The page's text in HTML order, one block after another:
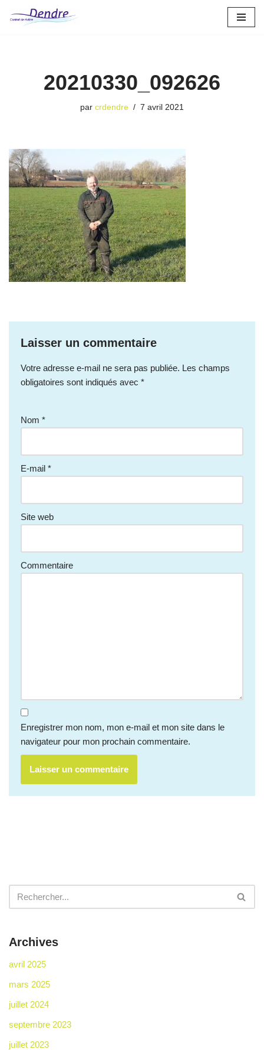
20210330_092626
par crdendre 7 avril 2021
Laisser un commentaire
Votre adresse e-mail ne sera pas publiée. Les champs
obligatoires sont indiqués avec *
Nom *
E-mail *
Site web
Commentaire
Enregistrer mon nom, mon e-mail et mon site dans le
navigateur pour mon prochain commentaire.
Archives
avril 2025
mars 2025
juillet 2024
septembre 2023
juillet 2023